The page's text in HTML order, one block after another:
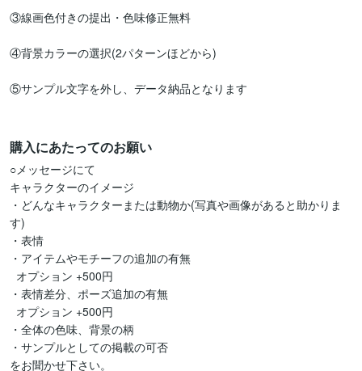
③線画色付きの提出・色味修正無料
④背景カラーの選択(2パターンほどから)
⑤サンプル文字を外し、データ納品となります
購入にあたってのお願い
○メッセージにて
キャラクターのイメージ
・どんなキャラクターまたは動物か(写真や画像があると助かりま
す)
・表情
・アイテムやモチーフの追加の有無
・表情差分、ポーズ追加の有無
・全体の色味、背景の柄
・サンプルとしての掲載の可否
をお聞かせ下さい。